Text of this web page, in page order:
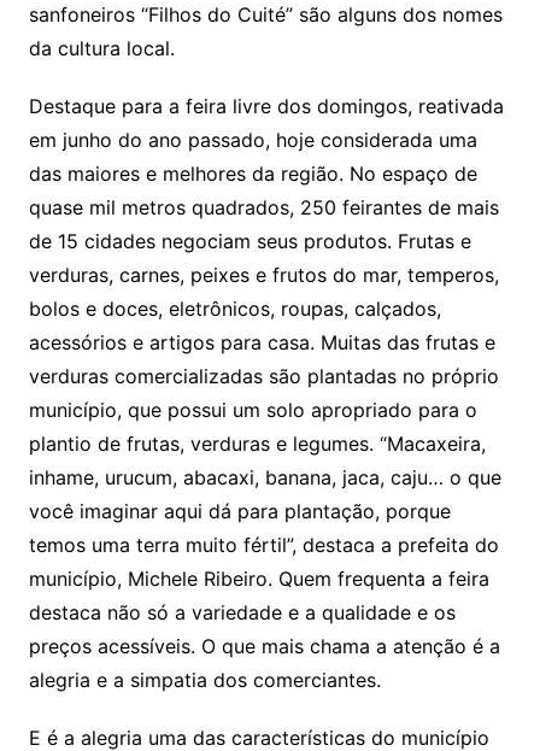
sanfoneiros “Filhos do Cuité” são alguns dos nomes
da cultura local.
Destaque para a feira livre dos domingos, reativada
em junho do ano passado, hoje considerada uma
das maiores e melhores da região. No espaço de
quase mil metros quadrados, 250 feirantes de mais
de 15 cidades negociam seus produtos. Frutas e
verduras, carnes, peixes e frutos do mar, temperos,
bolos e doces, eletrônicos, roupas, calçados,
acessórios e artigos para casa. Muitas das frutas e
verduras comercializadas são plantadas no próprio
município, que possui um solo apropriado para o
plantio de frutas, verduras e legumes. “Macaxeira,
inhame, urucum, abacaxi, banana, jaca, caju… o que
você imaginar aqui dá para plantação, porque
temos uma terra muito fértil”, destaca a prefeita do
município, Michele Ribeiro. Quem frequenta a feira
destaca não só a variedade e a qualidade e os
preços acessíveis. O que mais chama a atenção é a
alegria e a simpatia dos comerciantes.
E é a alegria uma das características do município